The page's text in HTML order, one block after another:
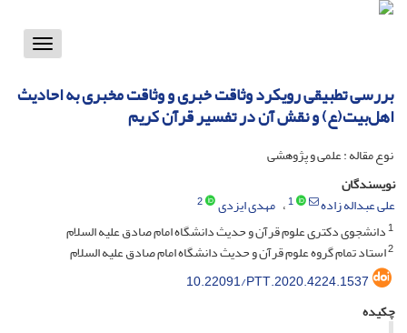
Toggle
بررسی تطبیقی رویکرد وثاقت خبری و وثاقت مخبری به احادیث
اهل‌بیت(ع) و نقش آن در تفسیر قرآن کریم
نوع مقاله : علمی و پژوهشی
نویسندگان
علی عبداله زاده
1 مهدی ایزدی
2
1دانشجوی دکتری علوم قرآن و حدیث دانشگاه امام صادق علیه السلام
2استاد تمام گروه علوم قرآن و حدیث دانشگاه امام صادق علیه السلام
10.22091/PTT.2020.4224.1537
چکیده